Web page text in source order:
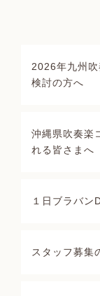
2026年九州
検討の方へ
沖縄県吹奏楽
れる皆さまへ
１日ブラバン
スタッフ募集